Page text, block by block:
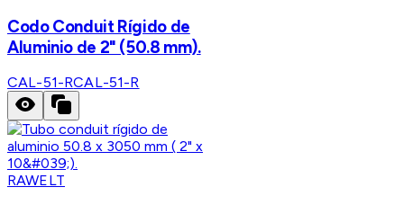
Codo Conduit Rígido de
Aluminio de 2" (50.8 mm).
CAL-51-RCAL-51-R
RAWELT